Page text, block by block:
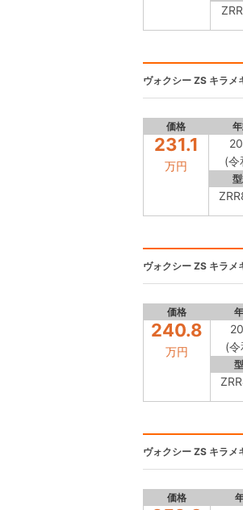
ヴォクシー ZS キラメ
価格
231.1
万円
(令
ヴォクシー ZS キラメ
価格
240.8
万円
(令
ヴォクシー ZS キラメ
価格